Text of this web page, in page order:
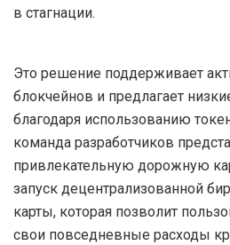
в стагнации.
Это решение поддерживает
блокчейнов и предлагает
благодаря использованию
команда разработчиков
привлекательную дорожную
запуск децентрализованной
карты, которая позволит
свои повседневные расходы